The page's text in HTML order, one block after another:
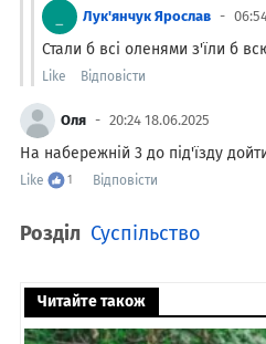
Лук'янчук Ярослав
Стали б всі оленями з'їли б
Like Відповісти
Оля 20:24 18.06.2025
На набережній 3 до під'їзду
Like 1 Відповісти
Розділ Суспільство
Читайте також